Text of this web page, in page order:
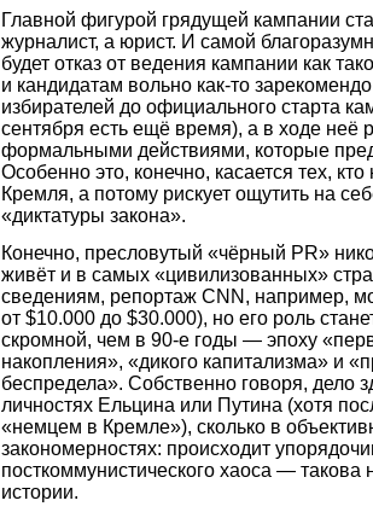
Главной фигурой грядущей кампании
журналист, а юрист. И самой
будет отказ от ведения кампании как
и кандидатам вольно как-то
избирателей до официального старта
сентября есть ещё время), а в ходе неё
формальными действиями, которые
Особенно это, конечно, касается тех,
Кремля, а потому рискует ощутить на
«диктатуры закона».
Конечно, пресловутый «чёрный PR»
живёт и в самых «цивилизованных»
сведениям, репортаж CNN, например,
от $10.000 до $30.000), но его роль
скромной, чем в 90-е годы — эпоху
накопления», «дикого капитализма» и
беспредела». Собственно говоря, дело
личностях Ельцина или Путина (хотя
«немцем в Кремле»), сколько в
закономерностях: происходит
посткоммунистического хаоса — такова
истории.